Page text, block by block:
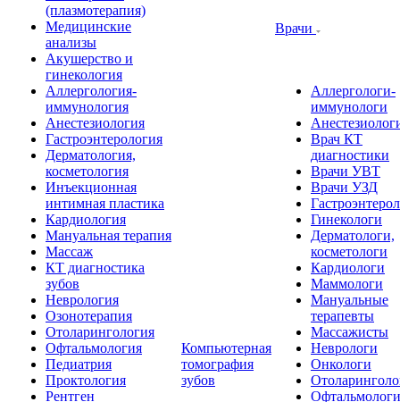
(плазмотерапия)
Медицинские
анализы
Акушерство и
гинекология
Аллергология-
иммунология
Анестезиология
Гастроэнтерология
Дерматология,
косметология
Инъекционная
интимная пластика
Кардиология
Мануальная терапия
Массаж
КТ диагностика
зубов
Неврология
Озонотерапия
Отоларингология
Офтальмология
Педиатрия
Проктология
Рентген
Компьютерная
томография
зубов
Врачи
Аллергологи-
иммунологи
Врач КТ
диагностики
Врачи УВТ
Врачи УЗД
Гинекологи
Дерматологи,
косметологи
Кардиологи
Маммологи
Мануальные
терапевты
Массажисты
Неврологи
Онкологи
Офтальмологи